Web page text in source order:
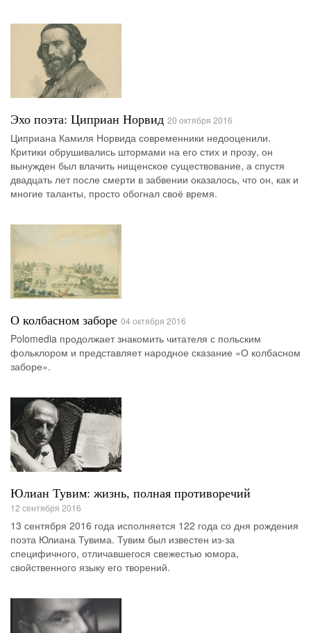
Эхо поэта: Циприан Норвид 20 октября 2016
Циприана Камиля Норвида современники недооценили.
Критики обрушивались штормами на его стих и прозу, он
вынужден был влачить нищенское существование, а спустя
двадцать лет после смерти в забвении оказалось, что он, как и
многие таланты, просто обогнал своё время.
О колбасном заборе 04 октября 2016
Polomedia продолжает знакомить читателя с польским
фольклором и представляет народное сказание «О колбасном
заборе».
Юлиан Тувим: жизнь, полная противоречий
12 сентября 2016
13 сентября 2016 года исполняется 122 года со дня рождения
поэта Юлиана Тувима. Тувим был известен из-за
специфичного, отличавшегося свежестью юмора,
свойственного языку его творений.